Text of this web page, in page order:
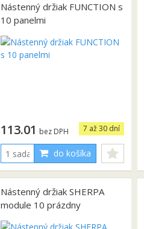
Nástenný držiak FUNCTION s
10 panelmi
7 až 30 dní
113.01 bez DPH
do košíka
Nástenný držiak SHERPA
module 10 prázdny